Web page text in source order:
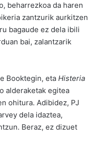
beharrezkoa da haren
zantzurik aurkitzen
bagaude ez dela ibili
bai, zalantzarik
Booktegin, eta Histeria
alderaketak egitea
ohitura. Adibidez, PJ
dela idaztea,
Beraz, ez dizuet